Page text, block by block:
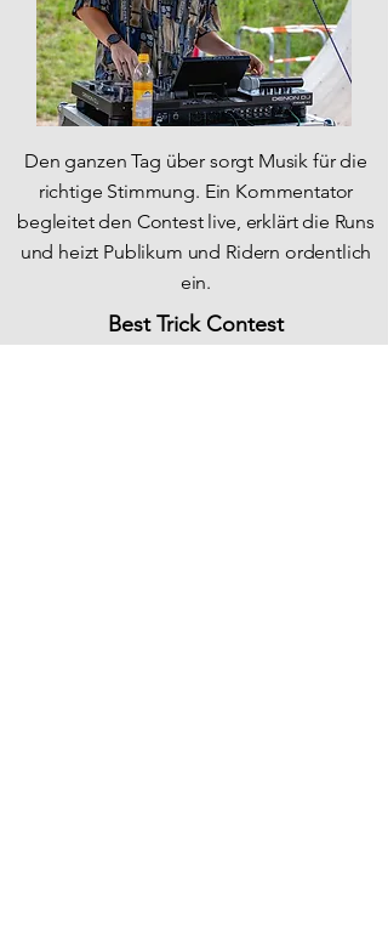
Den ganzen Tag über sorgt Musik für die
richtige Stimmung. Ein Kommentator
begleitet den Contest live, erklärt die Runs
und heizt Publikum und Ridern ordentlich
ein.
Best Trick Contest